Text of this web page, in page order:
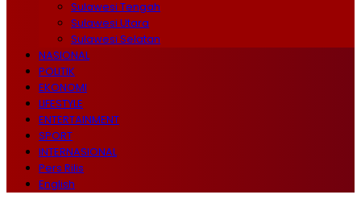
Sulawesi Tengah
Sulawesi Utara
Sulawesi Selatan
NASIONAL
POLITIK
EKONOMI
LIFESTYLE
ENTERTAINMENT
SPORT
INTERNASIONAL
Pers Rilis
English